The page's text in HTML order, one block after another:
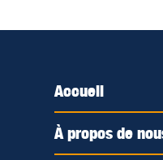
Accueil
À propos de